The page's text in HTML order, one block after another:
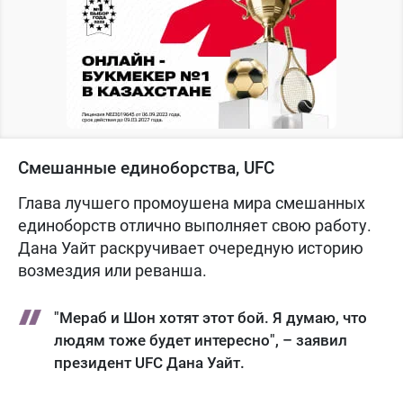
Смешанные единоборства, UFC
Глава лучшего промоушена мира смешанных
единоборств отлично выполняет свою работу.
Дана Уайт раскручивает очередную историю
возмездия или реванша.
"Мераб и Шон хотят этот бой. Я думаю, что
людям тоже будет интересно", – заявил
президент UFC Дана Уайт.